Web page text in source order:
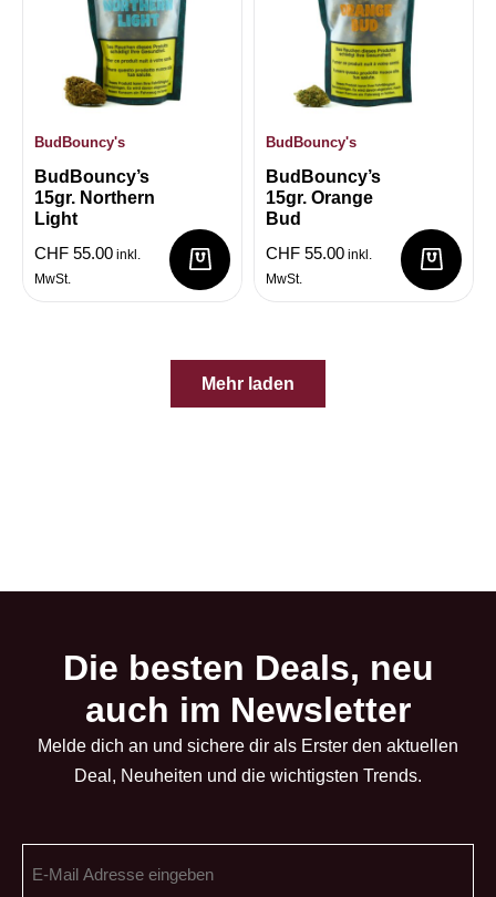
BudBouncy's
BudBouncy’s
15gr. Northern
Light
CHF 55.00 inkl.
MwSt.
BudBouncy's
BudBouncy’s
15gr. Orange
Bud
CHF 55.00 inkl.
MwSt.
Mehr laden
Die besten Deals, neu
auch im Newsletter
Melde dich an und sichere dir als Erster den aktuellen
Deal, Neuheiten und die wichtigsten Trends.